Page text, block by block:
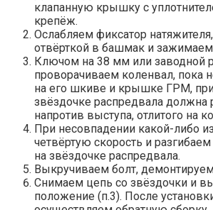
клапанную крышку с
крепёж.
Ослабляем фиксатор
отвёрткой в башмак и зажимаем
Ключом на 38 мм или заводной
проворачиваем коленвал, пока
на его шкиве и крышке ГРМ,
звёздочке распредвала должна
напротив выступа, отлитого на
При несовпадении какой-либо
четвёртую скорость и
на звёздочке распредвала.
Выкручиваем болт,
Снимаем цепь со звёздочки и
положение (п.3). После